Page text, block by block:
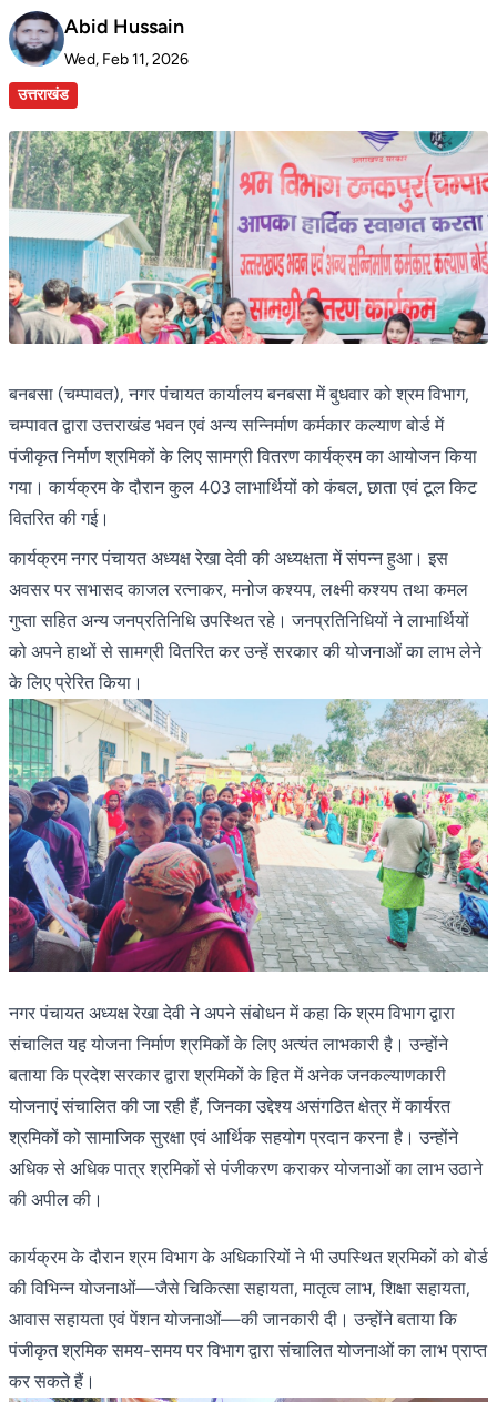
Abid Hussain
Wed, Feb 11, 2026
उत्तराखंड
बनबसा (चम्पावत), नगर पंचायत कार्यालय बनबसा में बुधवार को श्रम विभाग,
चम्पावत द्वारा उत्तराखंड भवन एवं अन्य सन्निर्माण कर्मकार कल्याण बोर्ड में
पंजीकृत निर्माण श्रमिकों के लिए सामग्री वितरण कार्यक्रम का आयोजन किया
गया। कार्यक्रम के दौरान कुल 403 लाभार्थियों को कंबल, छाता एवं टूल किट
वितरित की गई।
कार्यक्रम नगर पंचायत अध्यक्ष रेखा देवी की अध्यक्षता में संपन्न हुआ। इस
अवसर पर सभासद काजल रत्नाकर, मनोज कश्यप, लक्ष्मी कश्यप तथा कमल
गुप्ता सहित अन्य जनप्रतिनिधि उपस्थित रहे। जनप्रतिनिधियों ने लाभार्थियों
को अपने हाथों से सामग्री वितरित कर उन्हें सरकार की योजनाओं का लाभ लेने
के लिए प्रेरित किया।
नगर पंचायत अध्यक्ष रेखा देवी ने अपने संबोधन में कहा कि श्रम विभाग द्वारा
संचालित यह योजना निर्माण श्रमिकों के लिए अत्यंत लाभकारी है। उन्होंने
बताया कि प्रदेश सरकार द्वारा श्रमिकों के हित में अनेक जनकल्याणकारी
योजनाएं संचालित की जा रही हैं, जिनका उद्देश्य असंगठित क्षेत्र में कार्यरत
श्रमिकों को सामाजिक सुरक्षा एवं आर्थिक सहयोग प्रदान करना है। उन्होंने
अधिक से अधिक पात्र श्रमिकों से पंजीकरण कराकर योजनाओं का लाभ उठाने
की अपील की।
कार्यक्रम के दौरान श्रम विभाग के अधिकारियों ने भी उपस्थित श्रमिकों को बोर्ड
की विभिन्न योजनाओं—जैसे चिकित्सा सहायता, मातृत्व लाभ, शिक्षा सहायता,
आवास सहायता एवं पेंशन योजनाओं—की जानकारी दी। उन्होंने बताया कि
पंजीकृत श्रमिक समय-समय पर विभाग द्वारा संचालित योजनाओं का लाभ प्राप्त
कर सकते हैं।